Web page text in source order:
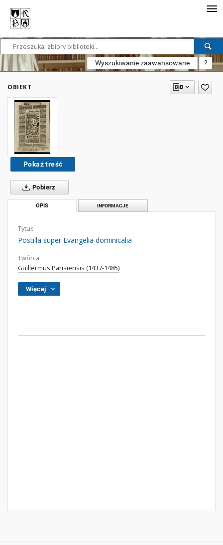
Wyszukiwanie zaawansowane ?
OBIEKT
Pokaż treść
Pobierz
OPIS INFORMACJE
Tytuł:
Postilla super Evangelia dominicalia
Twórca:
Guillermus Parisiensis (1437-1485)
Więcej